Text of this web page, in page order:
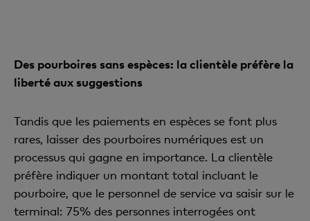
Des pourboires sans espèces: la clientèle préfère la
liberté aux suggestions
Tandis que les paiements en espèces se font plus
rares, laisser des pourboires numériques est un
processus qui gagne en importance. La clientèle
préfère indiquer un montant total incluant le
pourboire, que le personnel de service va saisir sur le
terminal: 75% des personnes interrogées ont